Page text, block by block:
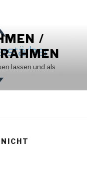
/
lassen und als